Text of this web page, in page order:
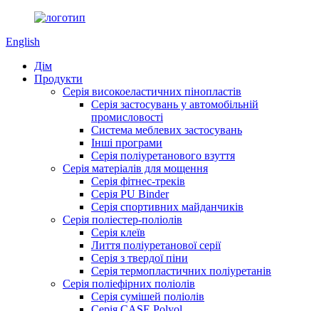
English
Дім
Продукти
Серія високоеластичних пінопластів
Серія застосувань у автомобільній
промисловості
Система меблевих застосувань
Інші програми
Серія поліуретанового взуття
Серія матеріалів для мощення
Серія фітнес-треків
Серія PU Binder
Серія спортивних майданчиків
Серія поліестер-поліолів
Серія клеїв
Лиття поліуретанової серії
Серія з твердої піни
Серія термопластичних поліуретанів
Серія поліефірних поліолів
Серія сумішей поліолів